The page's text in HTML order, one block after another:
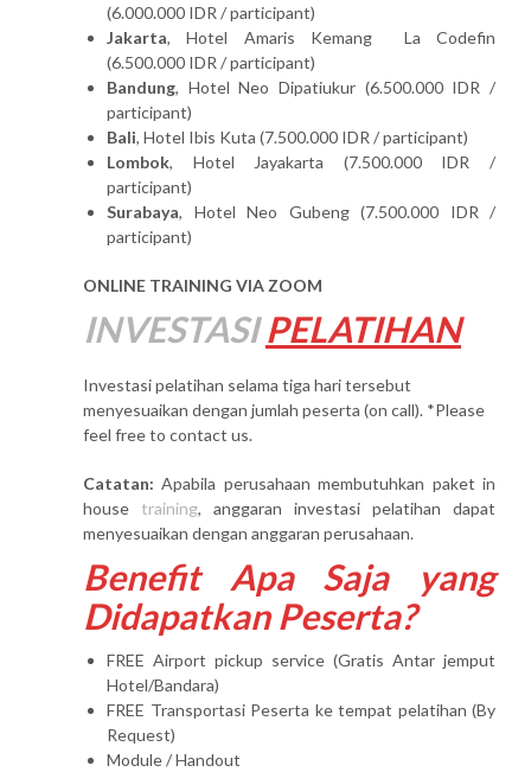
(6.000.000 IDR / participant)
Jakarta, Hotel Amaris Kemang La Codefin
(6.500.000 IDR / participant)
Bandung, Hotel Neo Dipatiukur (6.500.000 IDR /
participant)
Bali, Hotel Ibis Kuta (7.500.000 IDR / participant)
Lombok, Hotel Jayakarta (7.500.000 IDR /
participant)
Surabaya, Hotel Neo Gubeng (7.500.000 IDR /
participant)
ONLINE TRAINING VIA ZOOM
INVESTASI PELATIHAN
Investasi pelatihan selama tiga hari tersebut
menyesuaikan dengan jumlah peserta (on call). *Please
feel free to contact us.
Catatan: Apabila perusahaan membutuhkan paket in
house training, anggaran investasi pelatihan dapat
menyesuaikan dengan anggaran perusahaan.
Benefit Apa Saja yang
Didapatkan Peserta?
FREE Airport pickup service (Gratis Antar jemput
Hotel/Bandara)
FREE Transportasi Peserta ke tempat pelatihan (By
Request)
Module / Handout